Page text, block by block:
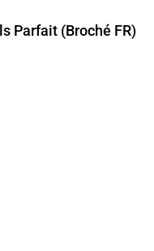
Parfait (Broché FR)